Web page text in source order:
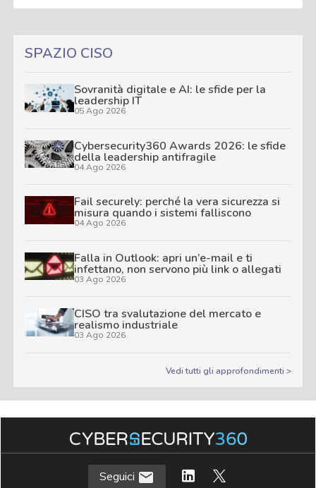
SPAZIO CISO
Sovranità digitale e AI: le sfide per la
leadership IT
05 Ago 2026
Cybersecurity360 Awards 2026: le sfide
della leadership antifragile
04 Ago 2026
Fail securely: perché la vera sicurezza si
misura quando i sistemi falliscono
04 Ago 2026
Falla in Outlook: apri un’e-mail e ti
infettano, non servono più link o allegati
03 Ago 2026
CISO tra svalutazione del mercato e
realismo industriale
03 Ago 2026
Vedi tutti gli approfondimenti >
Seguici